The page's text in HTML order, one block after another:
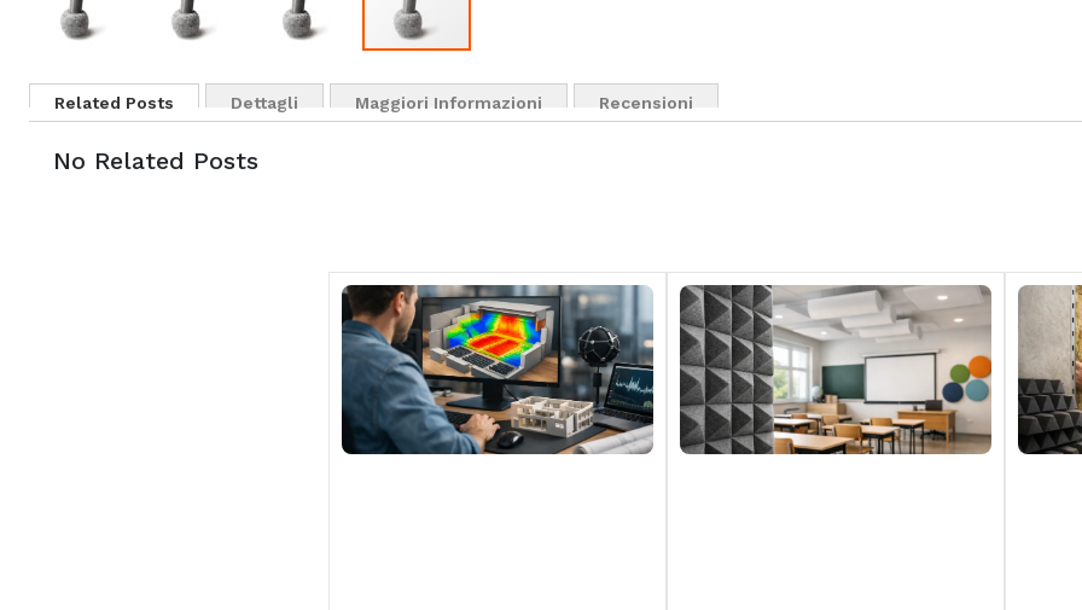
Related Posts
No Related Posts
Dettagli Maggiori Informazioni Recensioni